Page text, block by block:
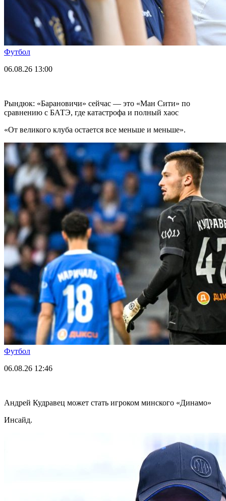
Футбол
06.08.26 13:00
Рындюк: «Барановичи» сейчас — это «Ман Сити» по
сравнению с БАТЭ, где катастрофа и полный хаос
«От великого клуба остается все меньше и меньше».
Футбол
06.08.26 12:46
Андрей Кудравец может стать игроком минского «Динамо»
Инсайд.